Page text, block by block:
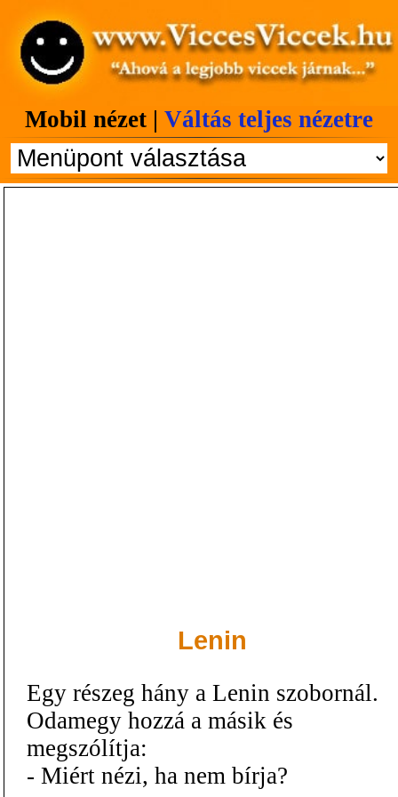
Mobil nézet | Váltás teljes nézetre
Lenin
Egy részeg hány a Lenin szobornál.
Odamegy hozzá a másik és
megszólítja:
- Miért nézi, ha nem bírja?